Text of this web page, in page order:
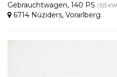
Gebrauchtwagen, 140 PS (103
6714 Nüziders, Vorarlberg